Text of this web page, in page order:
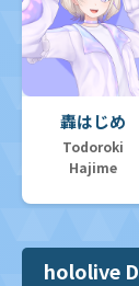
轟はじめ
Todoroki
Hajime
hololive